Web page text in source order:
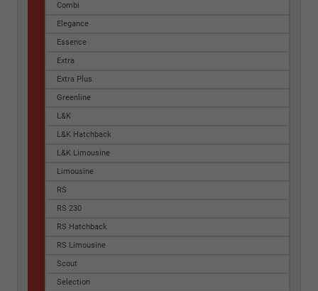
Combi
Elegance
Essence
Extra
Extra Plus
Greenline
L&K
L&K Hatchback
L&K Limousine
Limousine
RS
RS 230
RS Hatchback
RS Limousine
Scout
Selection